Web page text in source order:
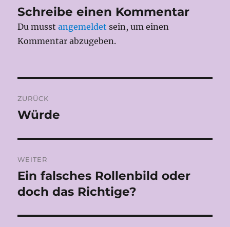
Schreibe einen Kommentar
Du musstangemeldet sein, um einen
Kommentar abzugeben.
ZURÜCK
Vorheriger
Würde
WEITER
Nächster
Beitrag:
Ein falsches Rollenbild oder
doch das Richtige?